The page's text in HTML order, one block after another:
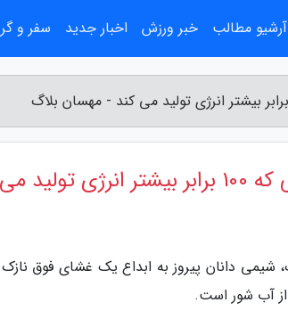
می کند
شیمی دانان پیروز به ابداع یک غشای فوق
آرشیو مطالب خبر ورزش اخبار جدید سفر و